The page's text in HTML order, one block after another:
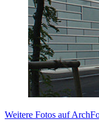
Weitere Fotos auf